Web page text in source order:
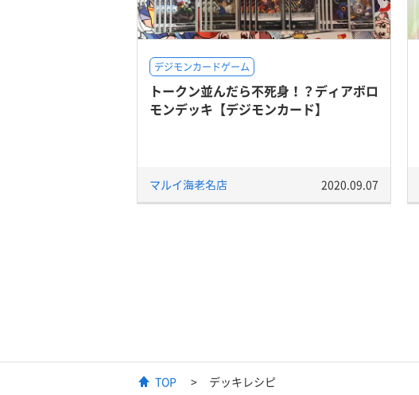
デジモンカードゲーム
トークン並んだら不死身！？ディアボロ
モンデッキ【デジモンカード】
マルイ海老名店 2020.09.07
TOP デッキレシピ